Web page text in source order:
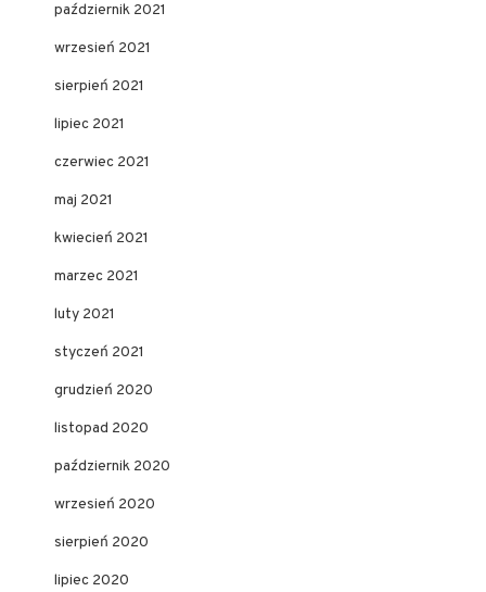
październik 2021
wrzesień 2021
sierpień 2021
lipiec 2021
czerwiec 2021
maj 2021
kwiecień 2021
marzec 2021
luty 2021
styczeń 2021
grudzień 2020
listopad 2020
październik 2020
wrzesień 2020
sierpień 2020
lipiec 2020